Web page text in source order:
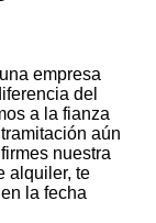
empresa
del
a la fianza
aún
nuestra
alquiler, te
la fecha